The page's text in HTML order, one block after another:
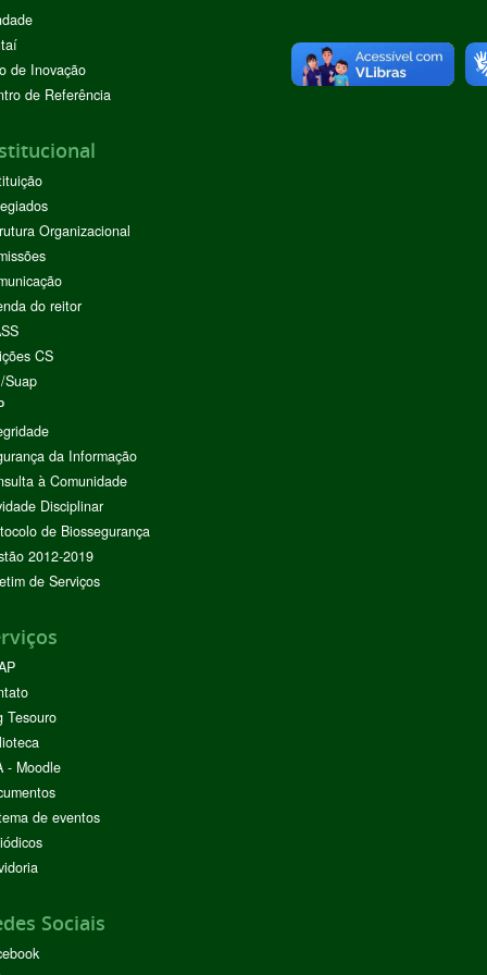
de Inovação
de Referência
Organizacional
do reitor
CS
Suap
da Informação
à Comunidade
Disciplinar
de Biossegurança
2012-2019
de Serviços
Tesouro
- Moodle
de eventos
Sociais